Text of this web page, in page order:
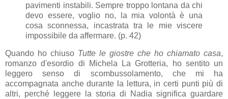
pavimenti instabili. Sempre troppo lontana da chi
devo essere, voglio no, la mia volontà è una
cosa sconnessa, incastrata tra le mie viscere
impossibile da affermare. (p. 42)
Quando ho chiuso Tutte le giostre che ho chiamato casa,
romanzo d'esordio di Michela La Grotteria, ho sentito un
leggero senso di scombussolamento, che mi ha
accompagnata anche durante la lettura, in certi punti più di
altri, perché leggere la storia di Nadia significa guardare